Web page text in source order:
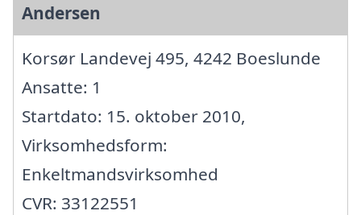
Andersen
Korsør Landevej 495, 4242 Boeslunde
Ansatte: 1
Startdato: 15. oktober 2010,
Virksomhedsform:
Enkeltmandsvirksomhed
CVR: 33122551